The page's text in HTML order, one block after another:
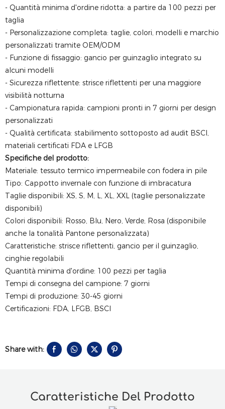
- Quantità minima d'ordine ridotta: a partire da 100 pezzi per
taglia
- Personalizzazione completa: taglie, colori, modelli e marchio
personalizzati tramite OEM/ODM
- Funzione di fissaggio: gancio per guinzaglio integrato su
alcuni modelli
- Sicurezza riflettente: strisce riflettenti per una maggiore
visibilità notturna
- Campionatura rapida: campioni pronti in 7 giorni per design
personalizzati
- Qualità certificata: stabilimento sottoposto ad audit BSCI,
materiali certificati FDA e LFGB
Specifiche del prodotto:
Materiale: tessuto termico impermeabile con fodera in pile
Tipo: Cappotto invernale con funzione di imbracatura
Taglie disponibili: XS, S, M, L, XL, XXL (taglie personalizzate
disponibili)
Colori disponibili: Rosso, Blu, Nero, Verde, Rosa (disponibile
anche la tonalità Pantone personalizzata)
Caratteristiche: strisce riflettenti, gancio per il guinzaglio,
cinghie regolabili
Quantità minima d'ordine: 100 pezzi per taglia
Tempi di consegna del campione: 7 giorni
Tempi di produzione: 30-45 giorni
Certificazioni: FDA, LFGB, BSCI
Share with:
Caratteristiche Del Prodotto